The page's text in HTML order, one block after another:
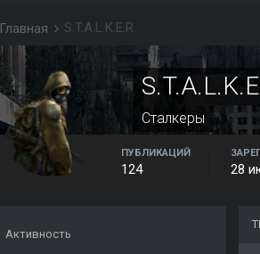
Главная S.T.A.L.K.E.R.
Сталкеры
ПУБЛИКАЦИЙ
124 28
Активность